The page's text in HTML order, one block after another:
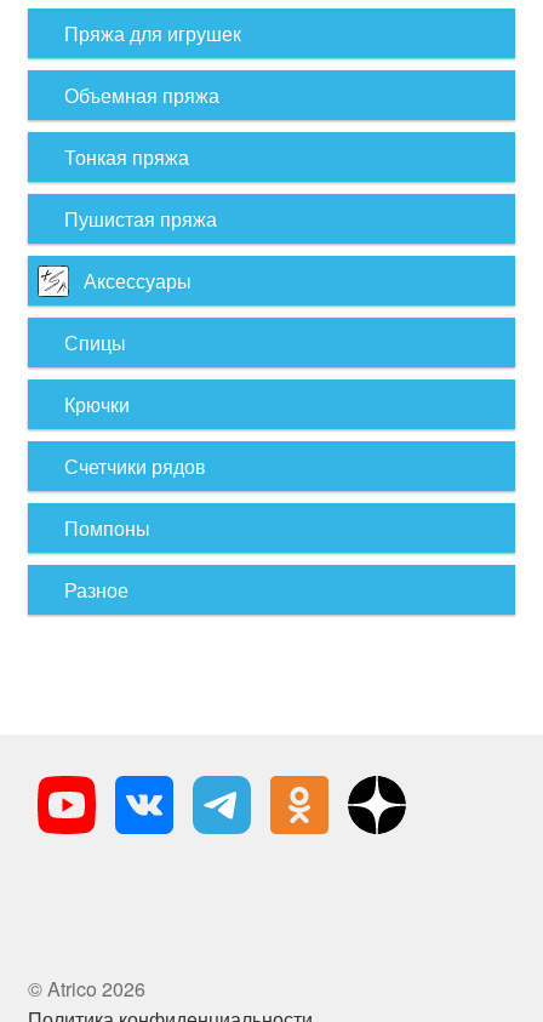
Пряжа для игрушек
Объемная пряжа
Тонкая пряжа
Пушистая пряжа
Аксессуары
Спицы
Крючки
Счетчики рядов
Помпоны
Разное
© Atrico 2026